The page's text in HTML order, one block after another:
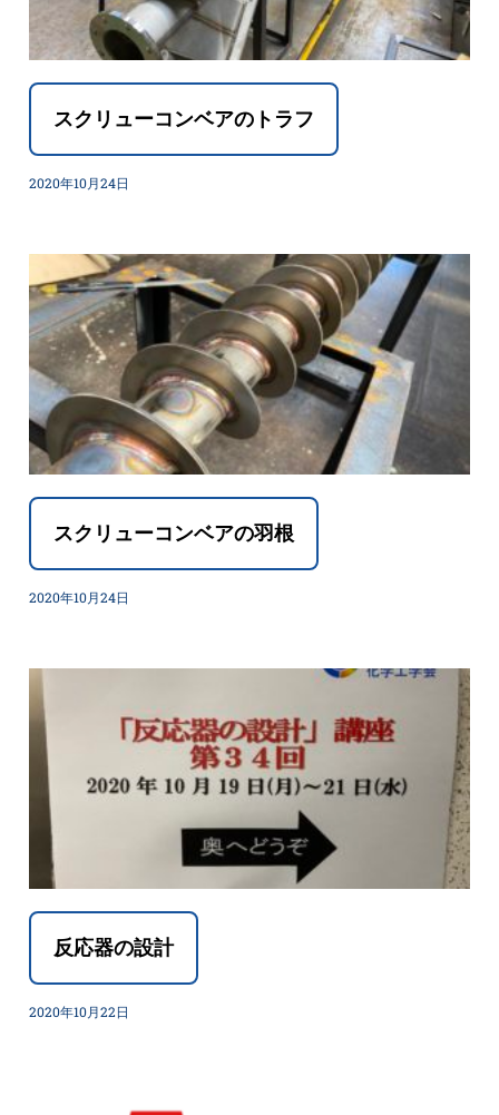
スクリューコンベアのトラフ
2020年10月24日
スクリューコンベアの羽根
2020年10月24日
反応器の設計
2020年10月22日